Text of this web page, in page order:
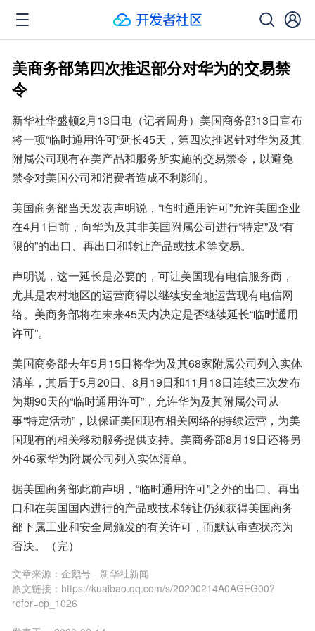
美商务部第四次推迟部分对华为的交易禁
令
新华社华盛顿2月13日电（记者周舟）美国商务部13日宣布
将一项“临时通用许可”延长45天，第四次推迟针对华为及其
附属公司现有在美产品和服务所实施的交易禁令，以避免
禁令对美国公司和消费者造成不利影响。
美国商务部当天发表声明说，“临时通用许可”允许美国企业
在4月1日前，向华为及其非美国附属公司进行“特定”及“有
限的”的出口、再出口和转让产品或技术等交易。
声明说，这一延长是必要的，可让美国现有电信服务商，
尤其是农村地区的运营商得以继续安全地运营现有电信网
络。美商务部将在未来45天内决定是否继续延长“临时通用
许可”。
美国商务部去年5月15日将华为及其68家附属公司列入实体
清单，其后于5月20日、8月19日和11月18日连续三次发布
为期90天的“临时通用许可”，允许华为及其附属公司从
事“特定活动”，以保证美国现有相关网络的持续运营，为美
国现有的相关移动服务提供支持。美商务部8月19日还将另
外46家华为附属公司列入实体清单。
据美国商务部此前声明，“临时通用许可”之外的出口、再出
口和在美国国内进行的产品或技术转让仍须获得美国商务
部下属工业和安全局颁发的有关许可，而默认审查状态为
否决。（完）
文章来源： 企鹅号 - 新华社新闻
原文链接： https://kuaibao.qq.com/s/20200214A0AGEG00?
refer=cp_1026